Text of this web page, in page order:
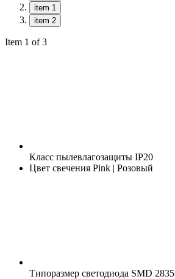
item 1
item 2
Item 1 of 3
Класс пылевлагозащиты IP20
Цвет свечения Pink | Розовый
Типоразмер светодиода SMD 2835